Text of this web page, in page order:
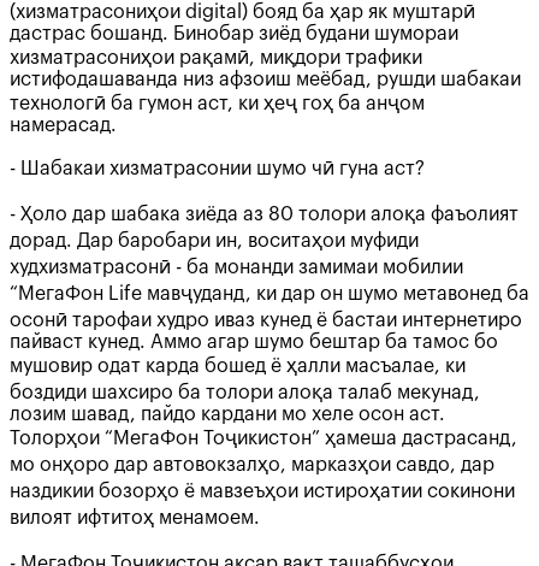
(хизматрасониҳои digital) бояд ба ҳар як муштарӣ
дастрас бошанд. Бинобар зиёд будани шумораи
хизматрасониҳои рақамӣ, миқдори трафики
истифодашаванда низ афзоиш меёбад, рушди шабакаи
технологӣ ба гумон аст, ки ҳеҷ гоҳ ба анҷом
намерасад.
- Шабакаи хизматрасонии шумо чӣ гуна аст?
- Ҳоло дар шабака зиёда аз 80 толори алоқа фаъолият
дорад. Дар баробари ин, воситаҳои муфиди
худхизматрасонӣ - ба монанди замимаи мобилии
“MeгаФон Life мавҷуданд, ки дар он шумо метавонед ба
осонӣ тарофаи худро иваз кунед ё бастаи интернетиро
пайваст кунед. Аммо агар шумо бештар ба тамос бо
мушовир одат карда бошед ё ҳалли масъалае, ки
боздиди шахсиро ба толори алоқа талаб мекунад,
лозим шавад, пайдо кардани мо хеле осон аст.
Толорҳои “МегаФон Тоҷикистон” ҳамеша дастрасанд,
мо онҳоро дар автовокзалҳо, марказҳои савдо, дар
наздикии бозорҳо ё мавзеъҳои истироҳатии сокинони
вилоят ифтитоҳ менамоем.